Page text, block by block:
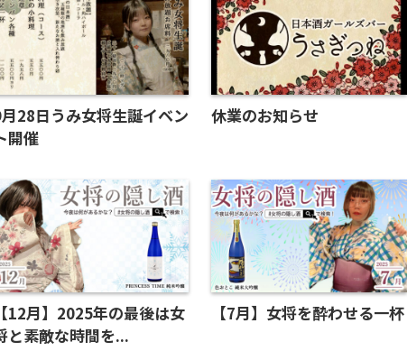
28日うみ女将生誕イベン
開催
休業のお知らせ
【12月】2025年の最後は女
と素敵な時間を...
【7月】女将を酔わせる一杯